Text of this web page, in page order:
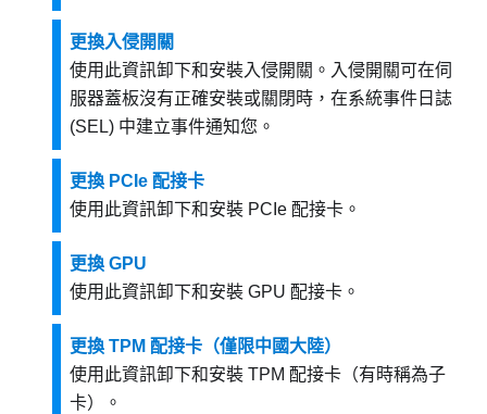
更換入侵開關
使用此資訊卸下和安裝入侵開關。入侵開關可在伺
服器蓋板沒有正確安裝或關閉時，在系統事件日誌
(SEL) 中建立事件通知您。
更換 PCIe 配接卡
使用此資訊卸下和安裝 PCIe 配接卡。
更換 GPU
使用此資訊卸下和安裝 GPU 配接卡。
更換 TPM 配接卡（僅限中國大陸）
使用此資訊卸下和安裝 TPM 配接卡（有時稱為子
卡）。